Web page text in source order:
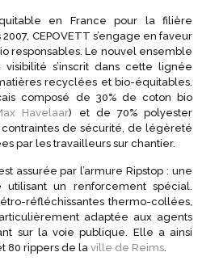
en France pour la filière
CEPOVETT s’engage en faveur
responsables. Le nouvel ensemble
visibilité s’inscrit dans cette lignée
recyclées et bio-équitables.
composé de 30% de coton bio
Havelaar) et de 70% polyester
de sécurité, de légèreté
par les travailleurs sur chantier.
assurée par l’armure Ripstop : une
un renforcement spécial.
réfléchissantes thermo-collées,
adaptée aux agents
sur la voie publique. Elle a ainsi
80 rippers de la ville de Reims.